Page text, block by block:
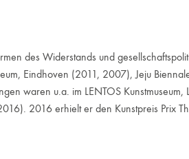
des Widerstands und
Eindhoven (2011, 2007), Jeju
waren u.a. im LENTOS Kunstmuseum,
2016 erhielt er den Kunstpreis Prix